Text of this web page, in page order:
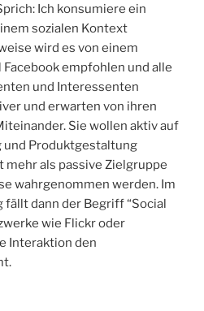
Ich konsumiere ein
sozialen Kontext
wird es von einem
empfohlen und alle
und Interessenten
und erwarten von ihren
Sie wollen aktiv auf
Produktgestaltung
mehr als passive Zielgruppe
wahrgenommen werden. Im
dann der Begriff “Social
wie Flickr oder
Interaktion den